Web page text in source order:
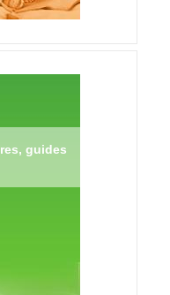
guides